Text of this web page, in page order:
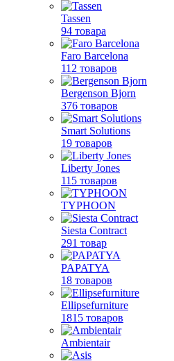
Tassen
94 товара
Faro Barcelona
112 товаров
Bergenson Bjorn
376 товаров
Smart Solutions
19 товаров
Liberty Jones
115 товаров
TYPHOON
Siesta Contract
291 товар
PAPATYA
18 товаров
Ellipsefurniture
1815 товаров
Ambientair